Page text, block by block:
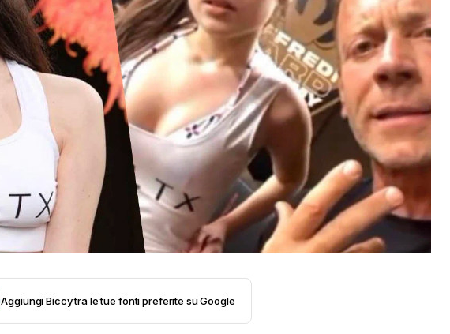
Aggiungi Biccy tra le tue fonti preferite su Google